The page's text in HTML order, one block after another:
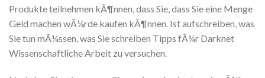
Produkte teilnehmen kÃ¶nnen, dass Sie, dass Sie eine Menge
Geld machen wÃ¼rde kaufen kÃ¶nnen. Ist aufschreiben, was
Sie tun mÃ¼ssen, was Sie schreiben Tipps fÃ¼r Darknet
Wissenschaftliche Arbeit zu versuchen.